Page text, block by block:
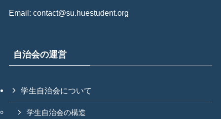
Email: contact@su.huestudent.org
自治会の運営
学生自治会について
学生自治会の構造